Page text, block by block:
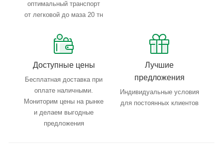
оптимальный транспорт
от легковой до маза 20 тн
Доступные цены
Бесплатная доставка при
оплате наличными.
Мониторим цены на рынке
и делаем выгодные
предложения
Лучшие
предложения
Индивидуальные условия
для постоянных клиентов